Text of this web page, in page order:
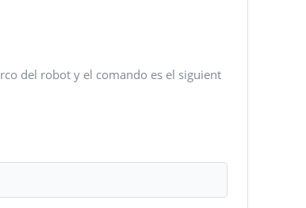
del robot y el comando es el siguient